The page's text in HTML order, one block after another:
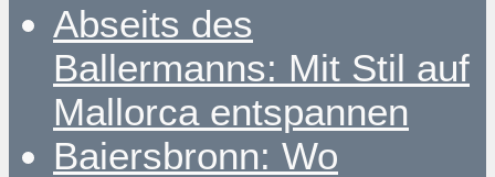
Abseits des
Ballermanns: Mit Stil auf
Mallorca entspannen
Baiersbronn: Wo